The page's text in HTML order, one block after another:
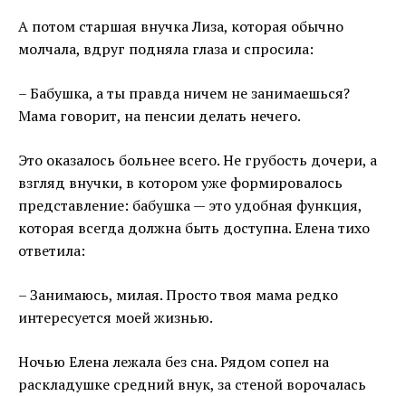
А потом старшая внучка Лиза, которая обычно
молчала, вдруг подняла глаза и спросила:
– Бабушка, а ты правда ничем не занимаешься?
Мама говорит, на пенсии делать нечего.
Это оказалось больнее всего. Не грубость дочери, а
взгляд внучки, в котором уже формировалось
представление: бабушка — это удобная функция,
которая всегда должна быть доступна. Елена тихо
ответила:
– Занимаюсь, милая. Просто твоя мама редко
интересуется моей жизнью.
Ночью Елена лежала без сна. Рядом сопел на
раскладушке средний внук, за стеной ворочалась